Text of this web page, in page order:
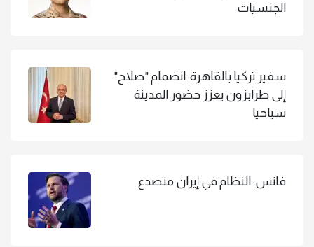
الجنسيات
سفير تركيا بالقاهرة: انضمام "صلاح"
إلى طرابزون يعزز حضور المدينة
سياحيا
فانس: النظام في إيران متصدع